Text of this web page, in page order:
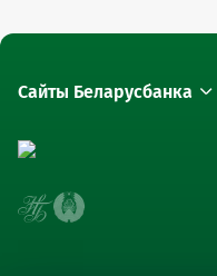
Сайты Беларусбанка